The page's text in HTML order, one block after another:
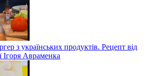
з українських продуктів. Рецепт від
Ігоря Авраменка